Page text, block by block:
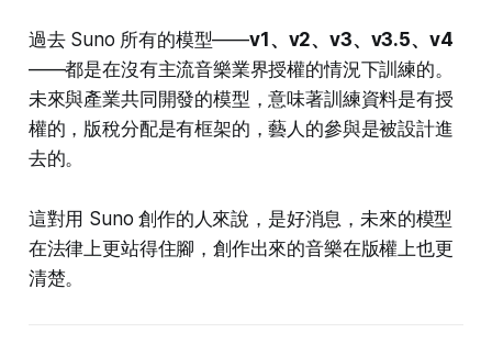
過去 Suno 所有的模型——v1、v2、v3、v3.5、v4
——都是在沒有主流音樂業界授權的情況下訓練的。
未來與產業共同開發的模型，意味著訓練資料是有授
權的，版稅分配是有框架的，藝人的參與是被設計進
去的。
這對用 Suno 創作的人來說，是好消息，未來的模型
在法律上更站得住腳，創作出來的音樂在版權上也更
清楚。